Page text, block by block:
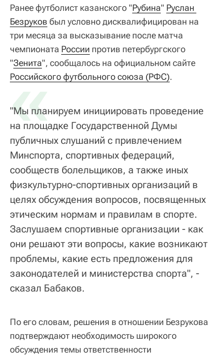
Ранее футболист казанского "Рубина" Руслан
Безруков был условно дисквалифицирован на
три месяца за высказывание после матча
чемпионата России против петербургского
"Зенита", сообщалось на официальном сайте
Российского футбольного союза (РФС).
«
"Мы планируем инициировать проведение
на площадке Государственной Думы
публичных слушаний с привлечением
Минспорта, спортивных федераций,
сообществ болельщиков, а также иных
физкультурно-спортивных организаций в
целях обсуждения вопросов, посвященных
этическим нормам и правилам в спорте.
Заслушаем спортивные организации - как
они решают эти вопросы, какие возникают
проблемы, какие есть предложения для
законодателей и министерства спорта", -
сказал Бабаков.
По его словам, решения в отношении Безрукова
подтверждают необходимость широкого
обсуждения темы ответственности